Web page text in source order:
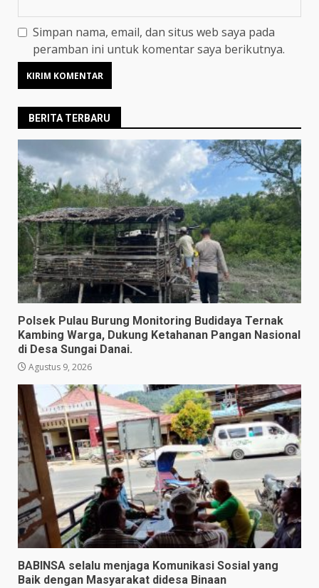
Simpan nama, email, dan situs web saya pada
peramban ini untuk komentar saya berikutnya.
BERITA TERBARU
Polsek Pulau Burung Monitoring Budidaya Ternak
Kambing Warga, Dukung Ketahanan Pangan Nasional
di Desa Sungai Danai.
Agustus 9, 2026
BABINSA selalu menjaga Komunikasi Sosial yang
Baik dengan Masyarakat didesa Binaan